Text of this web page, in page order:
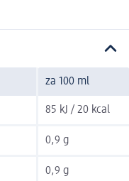
za 100 ml
85 kJ / 20 kcal
0,9 g
0,9 g